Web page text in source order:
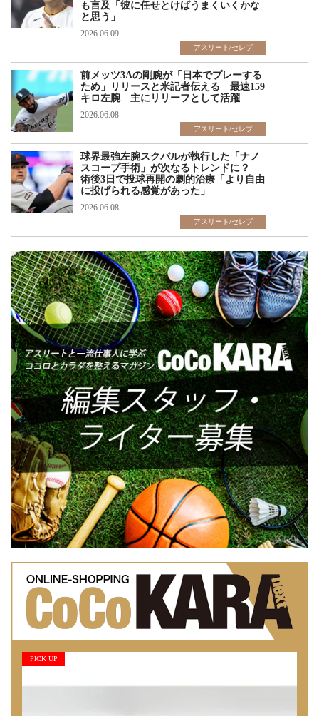
も言及「彼に任せとけばうまくいくかな
と思う」
2026.06.09
アスリート/セレブ
前メッツ3Aの剛腕が「日本でプレーする
ため」リリースと米記者伝える 最速159
キロ左腕 主にリリーフとして活躍
2026.06.08
アスリート/セレブ
球界最強左腕スクバルが執行した「ナノ
スコープ手術」が次なるトレンドに？
術後3日で投球再開の劇的治療「より自由
に投げられる感覚があった」
2026.06.08
アスリート/セレブ
PICK UP